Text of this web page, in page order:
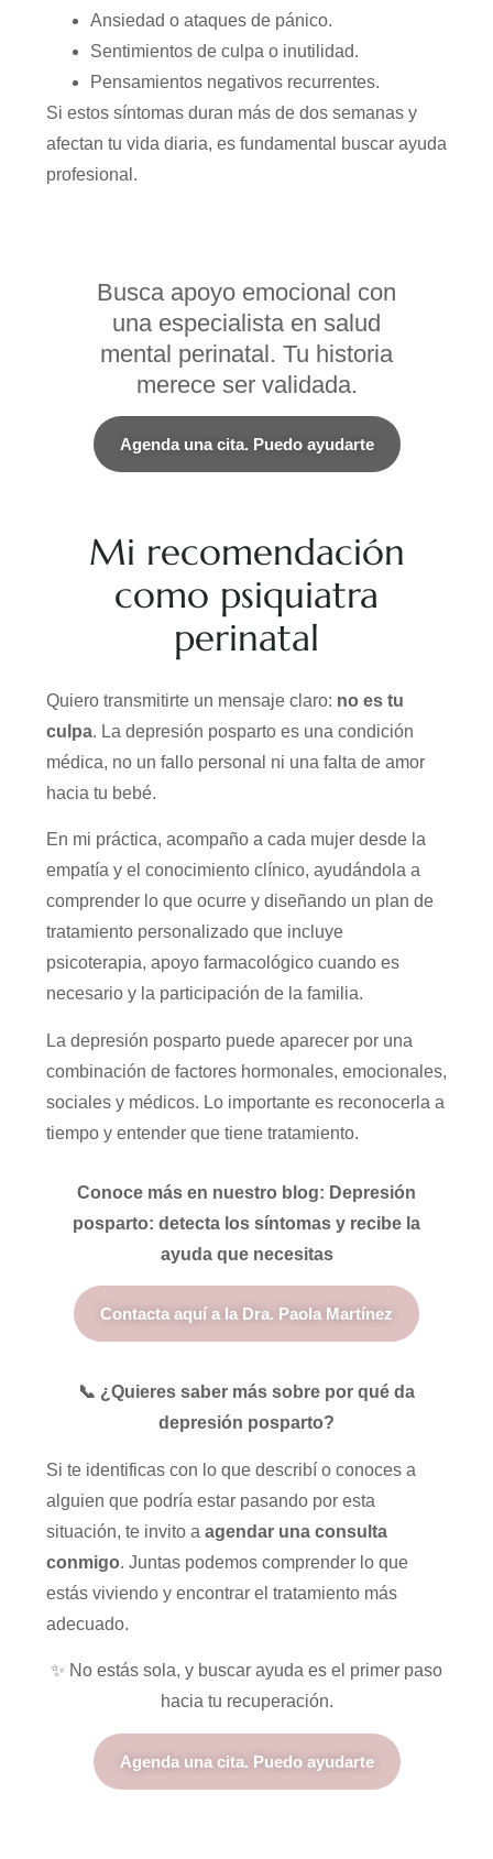
Ansiedad o ataques de pánico.
Sentimientos de culpa o inutilidad.
Pensamientos negativos recurrentes.
Si estos síntomas duran más de dos semanas y
afectan tu vida diaria, es fundamental buscar ayuda
profesional.
Busca apoyo emocional con
una especialista en salud
mental perinatal. Tu historia
merece ser validada.
Agenda una cita. Puedo ayudarte
Mi recomendación
como psiquiatra
perinatal
Quiero transmitirte un mensaje claro: no es tu
culpa. La depresión posparto es una condición
médica, no un fallo personal ni una falta de amor
hacia tu bebé.
En mi práctica, acompaño a cada mujer desde la
empatía y el conocimiento clínico, ayudándola a
comprender lo que ocurre y diseñando un plan de
tratamiento personalizado que incluye
psicoterapia, apoyo farmacológico cuando es
necesario y la participación de la familia.
La depresión posparto puede aparecer por una
combinación de factores hormonales, emocionales,
sociales y médicos. Lo importante es reconocerla a
tiempo y entender que tiene tratamiento.
Conoce más en nuestro blog: Depresión
posparto: detecta los síntomas y recibe la
ayuda que necesitas
Contacta aquí a la Dra. Paola Martínez
📞 ¿Quieres saber más sobre por qué da
depresión posparto?
Si te identificas con lo que describí o conoces a
alguien que podría estar pasando por esta
situación, te invito a agendar una consulta
conmigo. Juntas podemos comprender lo que
estás viviendo y encontrar el tratamiento más
adecuado.
✨ No estás sola, y buscar ayuda es el primer paso
hacia tu recuperación.
Agenda una cita. Puedo ayudarte